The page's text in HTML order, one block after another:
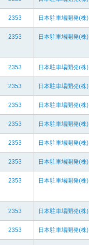
2353 日本駐車場開発(株)
2353 日本駐車場開発(株)
2353 日本駐車場開発(株)
2353 日本駐車場開発(株)
2353 日本駐車場開発(株)
2353 日本駐車場開発(株)
2353 日本駐車場開発(株)
2353 日本駐車場開発(株)
2353 日本駐車場開発(株)
2353 日本駐車場開発(株)
2353 日本駐車場開発(株)